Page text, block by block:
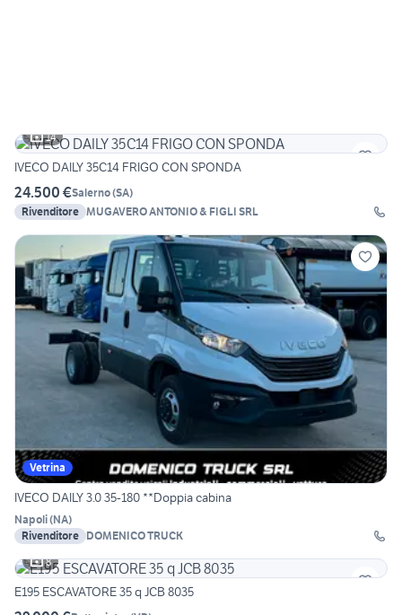
14
IVECO DAILY 35C14 FRIGO CON SPONDA
24.500 €Salerno(SA)
Rivenditore MUGAVERO ANTONIO & FIGLI SRL
Vetrina
IVECO DAILY 3.0 35-180 **Doppia cabina
Napoli(NA)
Rivenditore DOMENICO TRUCK
8
E195 ESCAVATORE 35 q JCB 8035